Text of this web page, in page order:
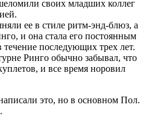
своих младших коллег
ее в стиле ритм-энд-блюз, а
и она стала его постоянным
последующих трех лет.
Ринго обычно забывал, что
и все время норовил
это, но в основном Пол.